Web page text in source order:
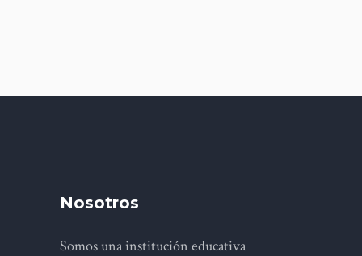
Nosotros
Somos una institución educativa